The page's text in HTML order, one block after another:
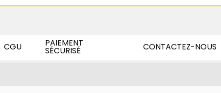
CGU PAIEMENT
SÉCURISÉ CONTACTEZ-NOUS